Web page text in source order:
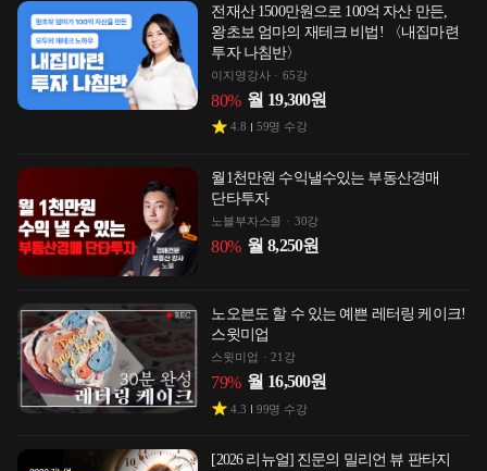
전재산 1500만원으로 100억 자산 만든,
왕초보 엄마의 재테크 비법! 〈내집마련
투자 나침반〉
이지영강사 65강
80% 월 19,300원
4.8 59명 수강
월1천만원 수익낼수있는 부동산경매
단타투자
노블부자스쿨 30강
80% 월 8,250원
노오븐도 할 수 있는 예쁜 레터링 케이크!
스윗미업
스윗미업 21강
79% 월 16,500원
4.3 99명 수강
[2026 리뉴얼] 진문의 밀리언 뷰 판타지